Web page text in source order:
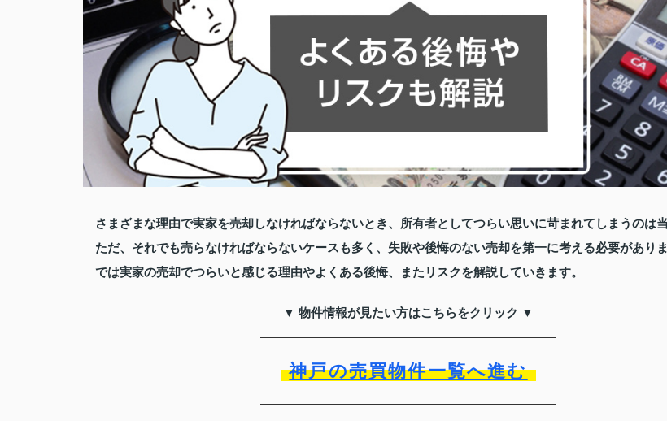
さまざまな理由で実家を売却しなければならないとき、所有者としてつらい思いに苛まれてしまうのは当
ただ、それでも売らなければならないケースも多く、失敗や後悔のない売却を第一に考える必要がありま
では実家の売却でつらいと感じる理由やよくある後悔、またリスクを解説していきます。
▼ 物件情報が見たい方はこちらをクリック ▼
神戸の売買物件一覧へ進む